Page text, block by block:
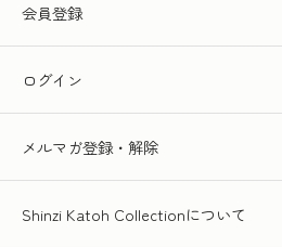
会員登録
ログイン
メルマガ登録・解除
Shinzi Katoh Collectionについて